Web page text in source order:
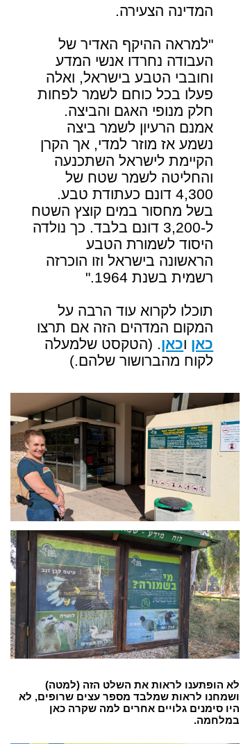
המדינה הצעירה.
"למראה ההיקף האדיר של
העבודה נחרדו אנשי המדע
וחובבי הטבע בישראל, ואלה
פעלו בכל כוחם לשמר לפחות
חלק מנופי האגם והביצה.
אמנם הרעיון לשמר ביצה
נשמע אז מוזר למדי, אך הקרן
הקיימת לישראל השתכנעה
והחליטה לשמר שטח של
4,300 דונם כעתודת טבע.
בשל מחסור במים קוצץ השטח
ל-3,200 דונם בלבד. כך נולדה
היסוד לשמורת הטבע
הראשונה בישראל וזו הוכרזה
רשמית בשנת 1964
.
"
תוכלו לקרוא עוד הרבה על
המקום המדהים הזה אם תרצו
כאן וכאן. (הטקסט שלמעלה
לקוח מהברושור שלהם.)
לא הופתענו לראות את השלט הזה (למטה)
ושמחנו לראות שמלבד מספר עצים שרופים, לא
היו סימנים גלויים אחרים למה שקרה כאן
במלחמה.